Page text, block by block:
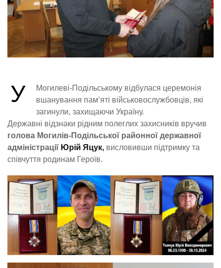
У
Могилеві-Подільському відбулася церемонія
вшанування пам’яті військовослужбовців, які
загинули, захищаючи Україну.
Державні відзнаки рідним полеглих захисників вручив
голова Могилів-Подільської районної державної
адміністрації Юрій Яцук, висловивши підтримку та
співчуття родинам Героїв.